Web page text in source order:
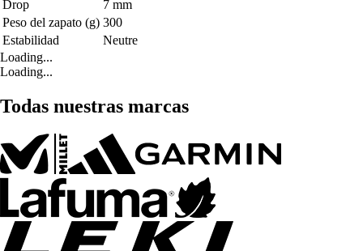
Drop
7 mm
Peso del zapato (g) 300
Estabilidad
Neutre
Loading...
Loading...
Todas nuestras marcas